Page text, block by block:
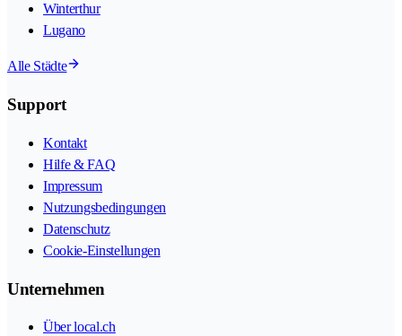
Winterthur
Lugano
Alle Städte
Support
Kontakt
Hilfe & FAQ
Impressum
Nutzungsbedingungen
Datenschutz
Cookie-Einstellungen
Unternehmen
Über local.ch